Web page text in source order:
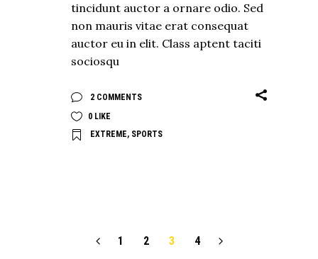
tincidunt auctor a ornare odio. Sed
non mauris vitae erat consequat
auctor eu in elit. Class aptent taciti
sociosqu
2 COMMENTS
0 LIKE
EXTREME, SPORTS
1 2 3 4